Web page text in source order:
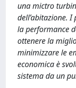
una mictro
dell’abitazione.
la performance
ottenere la
minimizzare le
economica è
sistema da un